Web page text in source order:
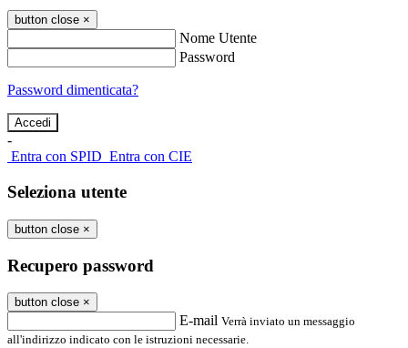
button close ×
Nome Utente
Password
Password dimenticata?
-
Entra con SPID Entra con CIE
Seleziona utente
button close ×
Recupero password
button close ×
E-mail Verrà inviato un messaggio
all'indirizzo indicato con le istruzioni necessarie.